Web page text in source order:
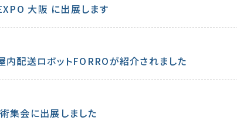
大阪 に出展します
内配送ロボットFORROが紹介されました
集会に出展しました